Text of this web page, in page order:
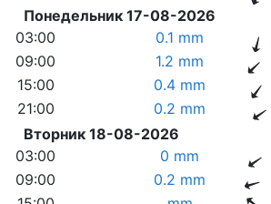
Понедельник 17-08-2026
03:00
0.1 mm
09:00
1.2 mm
15:00
0.4 mm
21:00
0.2 mm
Вторник 18-08-2026
03:00
0 mm
09:00
0.2 mm